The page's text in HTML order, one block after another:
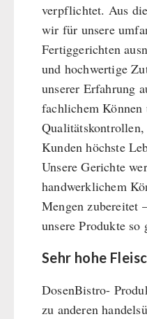
verpflichtet. Aus
wir für unsere
Fertiggerichten
und hochwertige
unserer Erfahrung
fachlichem Können
Kunden höchste
Unsere Gerichte
handwerklichem
Mengen zubereitet
unsere Produkte
Sehr hohe
DosenBistro-
zu anderen